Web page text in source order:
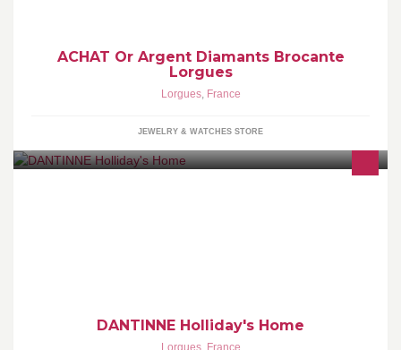
ACHAT Or Argent Diamants Brocante
Lorgues
Lorgues, France
JEWELRY & WATCHES STORE
DANTINNE Holliday's Home
Lorgues, France